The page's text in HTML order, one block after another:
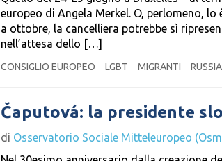
europeo di Angela Merkel. O, perlomeno,
a ottobre, la cancelliera potrebbe sì
nell’attesa dello […]
CONSIGLIO EUROPEO LGBT MIGRANTI RUSSIA
Čaputová: la presidente
di Osservatorio Sociale Mitteleuropeo